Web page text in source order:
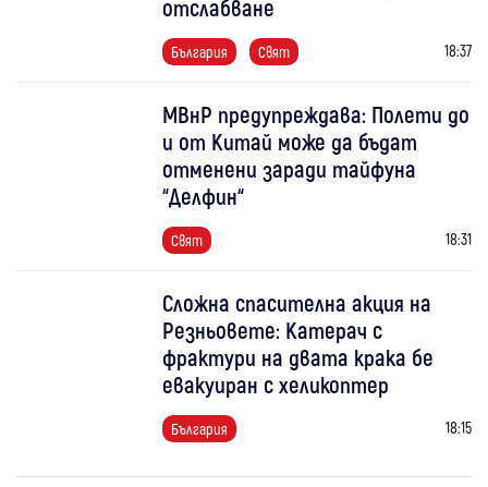
отслабване
България Свят 18:37
МВнР предупреждава: Полети до
и от Китай може да бъдат
отменени заради тайфуна
“Делфин“
Свят 18:31
Сложна спасителна акция на
Резньовете: Катерач с
фрактури на двата крака бе
евакуиран с хеликоптер
България 18:15